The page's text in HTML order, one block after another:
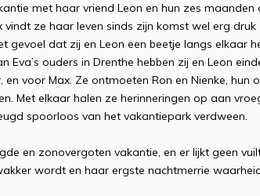
met haar vriend Leon en hun zes maanden
vindt ze haar leven sinds zijn komst wel erg druk
dat zij en Leon een beetje langs elkaar
Eva’s ouders in Drenthe hebben zij en Leon
voor Max. Ze ontmoeten Ron en Nienke, hun
Met elkaar halen ze herinneringen op aan
spoorloos van het vakantiepark verdween.
en zonovergoten vakantie, en er lijkt geen
wordt en haar ergste nachtmerrie